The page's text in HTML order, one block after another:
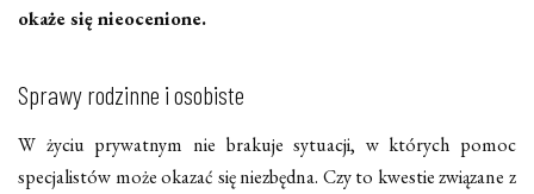
okaże się nieocenione.
Sprawy rodzinne i osobiste
W życiu prywatnym nie brakuje sytuacji, w których pomoc
specjalistów może okazać się niezbędna. Czy to kwestie związane z